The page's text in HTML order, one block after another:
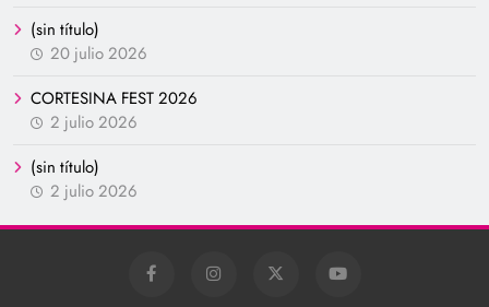
(sin título)
20 julio 2026
CORTESINA FEST 2026
2 julio 2026
(sin título)
2 julio 2026